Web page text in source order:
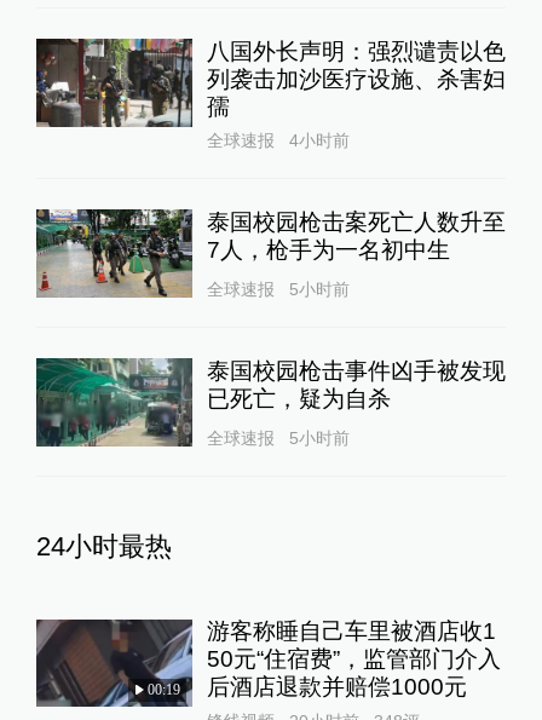
八国外长声明：强烈谴责以色
列袭击加沙医疗设施、杀害妇
孺
全球速报 4小时前
泰国校园枪击案死亡人数升至
7人，枪手为一名初中生
全球速报 5小时前
泰国校园枪击事件凶手被发现
已死亡，疑为自杀
全球速报 5小时前
24小时最热
00:19
游客称睡自己车里被酒店收1
50元“住宿费”，监管部门介入
后酒店退款并赔偿1000元